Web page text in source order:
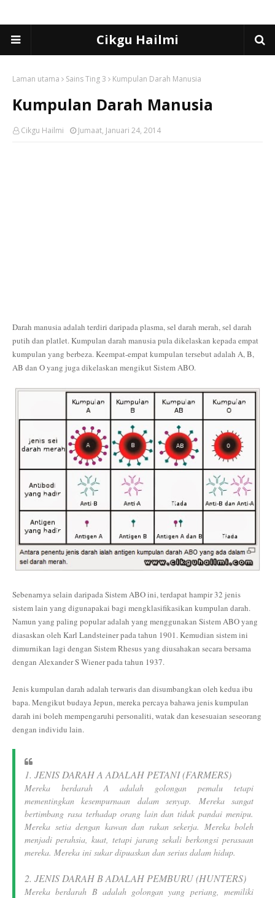
Cikgu Hailmi
Laman utama Sains Ting 3 Kumpulan Darah Manusia
Kumpulan Darah Manusia
Cikgu Hailmi Jumaat, Januari 24, 2014
Darah manusia adalah terdiri daripada plasma, sel darah merah, sel darah
putih dan platlet. Kumpulan darah manusia pula dikelaskan kepada empat
kumpulan yang berbeza. Keempat-empat kumpulan tersebut adalah A, B,
AB dan O yang juga dikelaskan mengikut Sistem ABO.
Sebenarnya selain daripada Sistem ABO ini, terdapat hampir 32 jenis
sistem lain yang digunapakai bagi mengklasifikasikan kumpulan darah.
Namun yang paling popular adalah yang menggunakan Sistem ABO yang
diasaskan oleh Karl Landsteiner pada tahun 1901. Kemudian sistem ini
dimurnikan lagi dengan Sistem Rhesus yang diusahakan secara bersama
dengan Alexander S Wiener pada tahun 1937.
Jenis kumpulan darah adalah terwaris dan disumbangkan oleh kedua ibu
bapa. Mengikut budaya Jepun, mereka percaya bahawa jenis kumpulan
darah ini boleh mempengaruhi personaliti, watak dan kesesuaian seseorang
dengan individu lain.
1. JENIS DARAH A ADALAH PETANI (FARMERS)
Mereka berdarah A adalah golongan pemalu tetapi
mementingkan kesempurnaan dalam senyap. Mereka sangat
bertimbang rasa terhadap orang lain dan tidak pandai menipu.
Mereka setia dengan kawan dan rakan sekerja. Mereka boleh
menjadi perahsia, kuat, tetapi jarang sekali berkongsi perasaan
mereka. Mereka ini sukar dipuaskan dan serius dalam hidup.
2. JENIS DARAH B ADALAH PEMBURU (HUNTERS)
Mereka berdarah B adalah golongan yang periang, memiliki